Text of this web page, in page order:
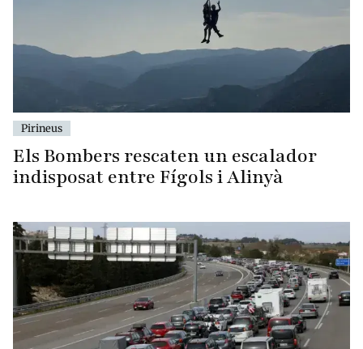
Pirineus
Els Bombers rescaten un escalador
indisposat entre Fígols i Alinyà